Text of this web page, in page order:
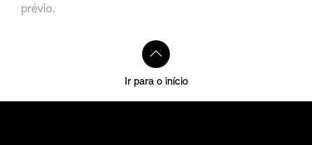
prévio.
Ir para o início